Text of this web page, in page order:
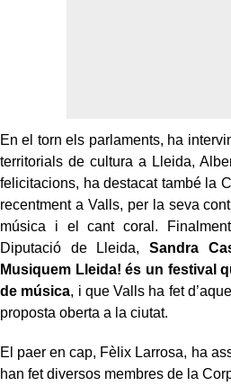
En el torn els parlaments, ha
territorials de cultura a Lleida,
felicitacions, ha destacat també la
recentment a Valls, per la seva
música i el cant coral.
Diputació de Lleida,Sandra
Musiquem Lleida! és un festival
de música, i que Valls ha fet
proposta oberta a la ciutat.
El paer en cap, Fèlix Larrosa, ha
han fet diversos membres de la